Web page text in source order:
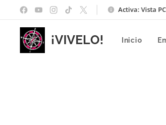
Activa: Vista PC
¡VIVELO! Inicio